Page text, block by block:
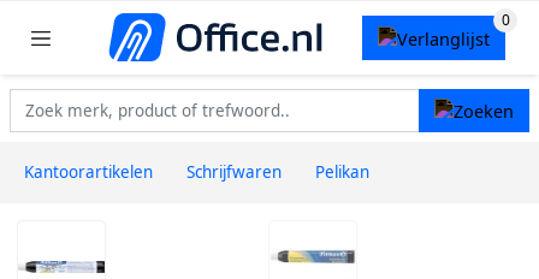
Kantoorartikelen Schrijfwaren Pelikan